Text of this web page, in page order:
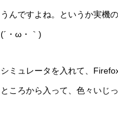
んですよね。というか実機
・ω・｀)
ミュレータを入れて、
ころから入って、色々いじ